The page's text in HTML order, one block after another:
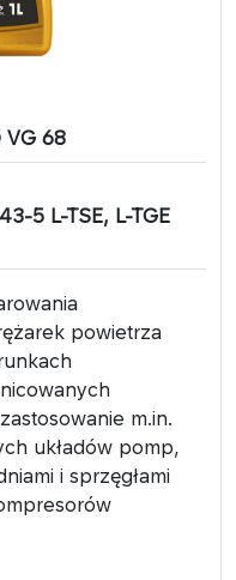
VG 68
5 L-TSE, L-TGE
powietrza
m.in.
układów pomp,
i sprzęgłami